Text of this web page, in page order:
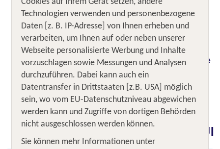
Rabatt auf Traumziele sichern
Wir bringen dich Super Last Minute an die
schönsten Orte der Welt - und du sparst bis zu 50
% auf deinen Sommerurlaub! Entdecke traumhafte
Ziele wie Kreta, Mallorca, Rhodos, die Türkei,
Spanien u. v. m. zum attraktiven Preis.Heute
buchen, morgen Urlaub.
Rundum sorglos buchen - mit TUI
Cookies auf Ihrem Gerät setzen, andere
Technologien verwenden und personenbezogene
Daten [z. B. IP-Adresse] von Ihnen erheben und
verarbeiten, um Ihnen auf oder neben unserer
Webseite personalisierte Werbung und Inhalte
vorzuschlagen sowie Messungen und Analysen
durchzuführen. Dabei kann auch ein
Datentransfer in Drittstaaten [z.B. USA] möglich
sein, wo vom EU-Datenschutzniveau abgewichen
werden kann und Zugriffe von dortigen Behörden
nicht ausgeschlossen werden können.
Sie können mehr Informationen unter